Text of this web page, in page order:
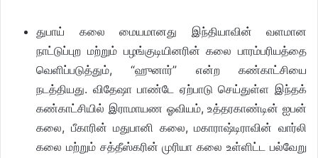
துபாய் கலை மையமானது இந்தியாவின் வளமான
நாட்டுப்புற மற்றும் பழங்குடியினரின் கலை பாரம்பரியத்தை
வெளிப்படுத்தும், “ஹுனார்” என்ற கண்காட்சியை
நடத்தியது. விதேஷா பாண்டே ஏற்பாடு செய்துள்ள இந்தக்
கண்காட்சியில் இராமாயண ஓவியம், உத்தரகாண்டின் ஐபன்
கலை, பீகாரின் மதுபானி கலை, மகாராஷ்டிராவின் வார்லி
கலை மற்றும் சத்தீஸ்கரின் முரியா கலை உள்ளிட்ட பல்வேறு